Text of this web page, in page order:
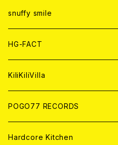
ANALOG
ANALOG
CD
ANALOG
CD
ANALOG
WORLD
CD
ANALOG
snuffy smile
HG-FACT
KiliKiliVilla
POGO77 RECORDS
Hardcore Kitchen